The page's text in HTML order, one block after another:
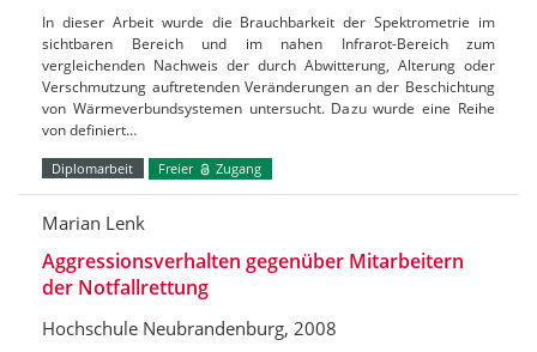
In dieser Arbeit wurde die Brauchbarkeit der Spektrometrie im
sichtbaren Bereich und im nahen Infrarot-Bereich zum
vergleichenden Nachweis der durch Abwitterung, Alterung oder
Verschmutzung auftretenden Veränderungen an der Beschichtung
von Wärmeverbundsystemen untersucht. Dazu wurde eine Reihe
von definiert…
Diplomarbeit Freier Zugang
Marian Lenk
Aggressionsverhalten gegenüber Mitarbeitern
der Notfallrettung
Hochschule Neubrandenburg, 2008